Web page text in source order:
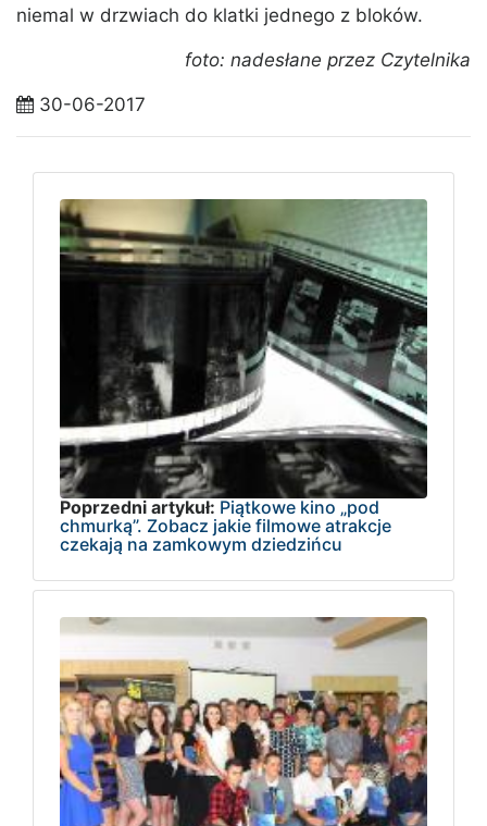
niemal w drzwiach do klatki jednego z bloków.
foto: nadesłane przez Czytelnika
30-06-2017
Poprzedni artykuł: Piątkowe kino „pod
chmurką”. Zobacz jakie filmowe atrakcje
czekają na zamkowym dziedzińcu